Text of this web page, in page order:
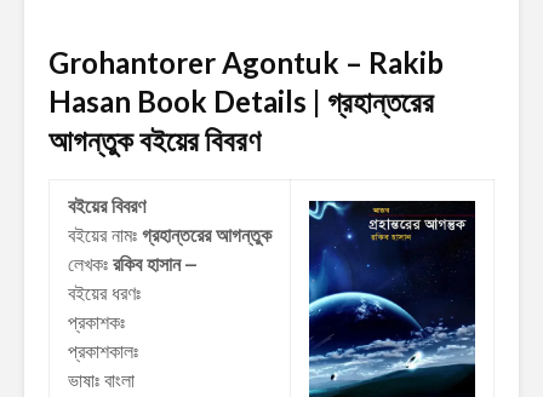
Grohantorer Agontuk – Rakib
Hasan Book Details | গ্রহান্তরের
আগন্তুকবইয়ের বিবরণ
বইয়ের বিবরণ
বইয়ের নামঃ গ্রহান্তরের আগন্তুক
লেখকঃ রকিব হাসান –
বইয়ের ধরণঃ
প্রকাশকঃ
প্রকাশকালঃ
ভাষাঃ বাংলা